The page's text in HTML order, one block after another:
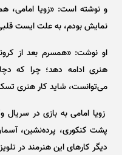
و نوشته است: «زویا امامی،
نمایش بودم، به علت ایست
او نوشت: «همسرم بعد از
هنری ادامه دهد؛ چرا که
می‌توانست، شاید کار هنری
زویا امامی به بازی در
پشت کنکوری، پرده‌نشین،
دیگر کار‌های این هنرمند در